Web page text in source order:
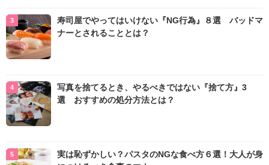
寿司屋でやってはいけない『NG行為』８選 バッドマ
ナーとされることとは？
写真を捨てるとき、やるべきではない『捨て方』3
選 おすすめの処分方法とは？
実は恥ずかしい？パスタのNGな食べ方６選！大人が身